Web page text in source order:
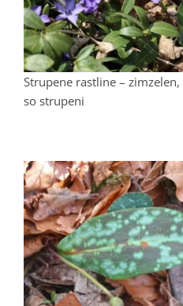
Strupene rastline – zimzelen,
so strupeni